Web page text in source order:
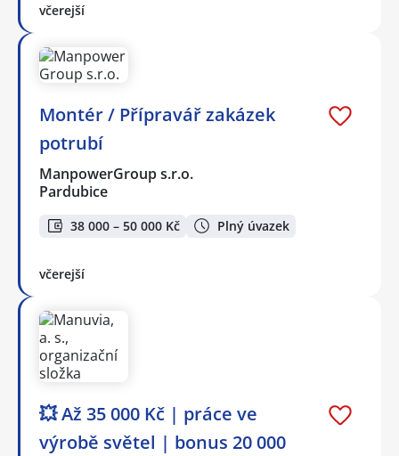
včerejší
Montér / Přípravář zakázek
potrubí
ManpowerGroup s.r.o.
Pardubice
38 000 – 50 000 Kč Plný úvazek
včerejší
💥 Až 35 000 Kč | práce ve
výrobě světel | bonus 20 000